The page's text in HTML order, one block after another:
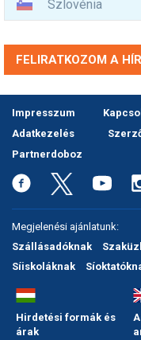
Szlovénia
FELIRATKOZOM A
Impresszum
Adatkezelés
Partnerdoboz
Megjelenési ajánlatunk:
Szállásadóknak
Síiskoláknak
Hirdetési formák és
árak